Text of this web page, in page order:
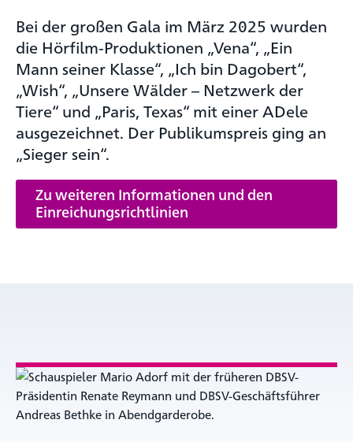
Bei der großen Gala im März 2025 wurden
die Hörfilm-Produktionen „Vena“, „Ein
Mann seiner Klasse“, „Ich bin Dagobert“,
„Wish“, „Unsere Wälder – Netzwerk der
Tiere“ und „Paris, Texas“ mit einer ADele
ausgezeichnet. Der Publikumspreis ging an
„Sieger sein“.
Zu weiteren Informationen und den
Einreichungsrichtlinien